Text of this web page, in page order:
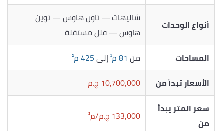
أنواع الوحدات
شاليهات — تاون هاوس — توين
هاوس — فلل مستقلة
المساحات
من 81 م² إلى425 م²
الأسعار تبدأ من
10,700,000 ج.م
سعر المتر يبدأ
من
133,000 ج.م/م²